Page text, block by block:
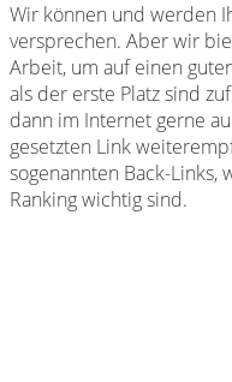
Wir können und werden
versprechen. Aber wir
Arbeit, um auf einen
als der erste Platz sind
dann im Internet gerne
gesetzten Link
sogenannten Back-Links,
Ranking wichtig sind.